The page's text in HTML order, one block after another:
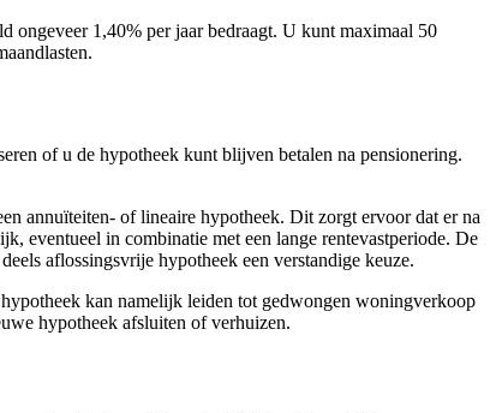
ongeveer 1,40% per jaar bedraagt. U kunt maximaal 50
of u de hypotheek kunt blijven betalen na pensionering.
annuïteiten- of lineaire hypotheek. Dit zorgt ervoor dat er na
eventueel in combinatie met een lange rentevastperiode. De
aflossingsvrije hypotheek een verstandige keuze.
kan namelijk leiden tot gedwongen woningverkoop
hypotheek afsluiten of verhuizen.